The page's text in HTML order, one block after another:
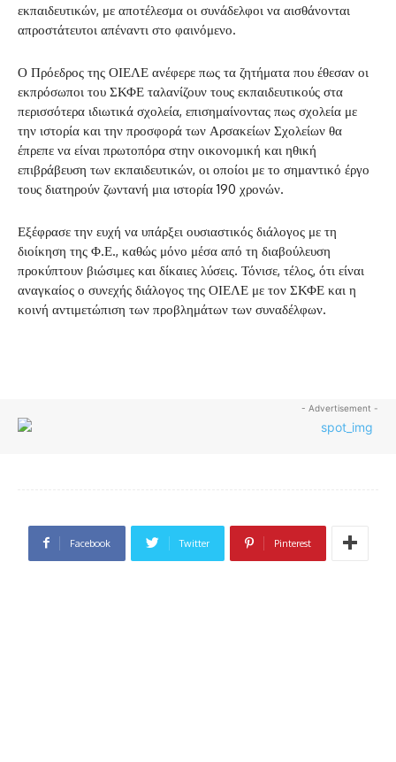
εκπαιδευτικών, με αποτέλεσμα οι συνάδελφοι να αισθάνονται
απροστάτευτοι απέναντι στο φαινόμενο.
Ο Πρόεδρος της ΟΙΕΛΕ ανέφερε πως τα ζητήματα που έθεσαν οι
εκπρόσωποι του ΣΚΦΕ ταλανίζουν τους εκπαιδευτικούς στα
περισσότερα ιδιωτικά σχολεία, επισημαίνοντας πως σχολεία με
την ιστορία και την προσφορά των Αρσακείων Σχολείων θα
έπρεπε να είναι πρωτοπόρα στην οικονομική και ηθική
επιβράβευση των εκπαιδευτικών, οι οποίοι με το σημαντικό έργο
τους διατηρούν ζωντανή μια ιστορία 190 χρονών.
Εξέφρασε την ευχή να υπάρξει ουσιαστικός διάλογος με τη
διοίκηση της Φ.Ε., καθώς μόνο μέσα από τη διαβούλευση
προκύπτουν βιώσιμες και δίκαιες λύσεις. Τόνισε, τέλος, ότι είναι
αναγκαίος ο συνεχής διάλογος της ΟΙΕΛΕ με τον ΣΚΦΕ και η
κοινή αντιμετώπιση των προβλημάτων των συναδέλφων.
- Advertisement -
Facebook Twitter Pinterest